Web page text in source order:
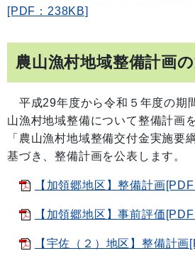
[PDF：238KB]
農山漁村地域整備計画
平成29年度から令和５年度の期
山漁村地域整備について整備計画
「農山漁村地域整備交付金実施要
基づき、整備計画を公表します。
【加領郷地区】整備計画
【加領郷地区】事前評価
【宇佐（２）地区】整備計画